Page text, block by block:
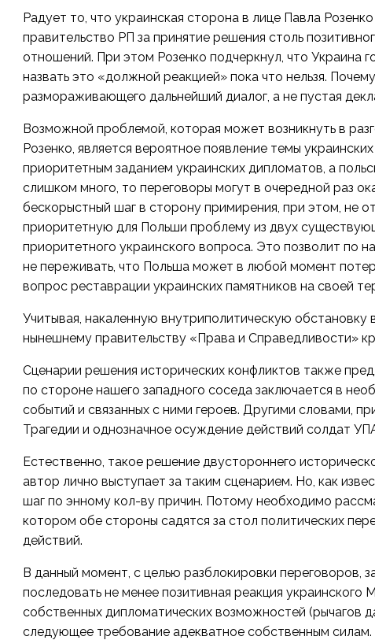
Радует то, что украинская сторона в лице Павла
правительство РП за принятие решения столь
отношений. При этом Розенко подчеркнул, что Украина
назвать это «должной реакцией» пока что нельзя.
размораживающего дальнейший диалог, а не пустая
Возможной проблемой, которая может возникнуть в
Розенко, является вероятное появление темы
приоритетным заданием украинских дипломатов, а
слишком много, то переговоры могут в очередной раз
бескорыстный шаг в сторону примирения, при этом, не
приоритетную для Польши проблему из двух
приоритетного украинского вопроса. Это позволит по
не переживать, что Польша может в любой момент
вопрос реставрации украинских памятников на своей
Учитывая, накаленную внутриполитическую
нынешнему правительству «Права и Справедливости»
Сценарии решения исторических конфликтов также
по стороне нашего западного соседа заключается в
событий и связанных с ними героев. Другими словами,
Трагедии и однозначное осуждение действий солдат
Естественно, такое решение двустороннего
автор лично выступает за таким сценарием. Но, как
шаг по энному кол-ву причин. Потому необходимо
котором обе стороны садятся за стол политических
действий.
В данный момент, с целью разблокировки переговоров,
последовать не менее позитивная реакция
собственных дипломатических возможностей (рычагов
следующее требование адекватное собственным